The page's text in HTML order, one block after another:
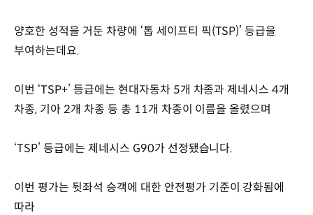
양호한 성적을 거둔 차량에 ‘톱 세이프티 픽(TSP)’ 등급을
부여하는데요.
이번 ‘TSP+’ 등급에는 현대자동차 5개 차종과 제네시스 4개
차종, 기아 2개 차종 등 총 11개 차종이 이름을 올렸으며
‘TSP’ 등급에는 제네시스 G90가 선정됐습니다.
이번 평가는 뒷좌석 승객에 대한 안전평가 기준이 강화됨에
따라